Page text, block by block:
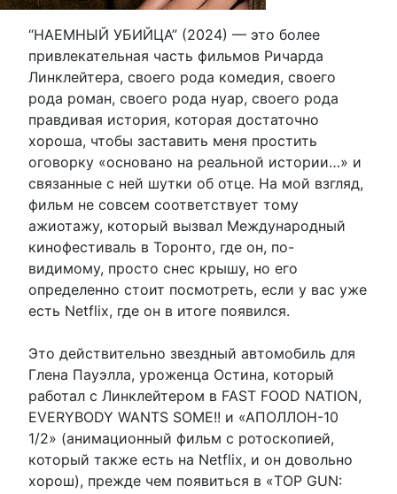
“НАЕМНЫЙ УБИЙЦА” (2024) — это более
привлекательная часть фильмов Ричарда
Линклейтера, своего рода комедия, своего
рода роман, своего рода нуар, своего рода
правдивая история, которая достаточно
хороша, чтобы заставить меня простить
оговорку «основано на реальной истории…» и
связанные с ней шутки об отце. На мой взгляд,
фильм не совсем соответствует тому
ажиотажу, который вызвал Международный
кинофестиваль в Торонто, где он, по-
видимому, просто снес крышу, но его
определенно стоит посмотреть, если у вас уже
есть Netflix, где он в итоге появился.
Это действительно звездный автомобиль для
Глена Пауэлла, уроженца Остина, который
работал с Линклейтером в FAST FOOD NATION,
EVERYBODY WANTS SOME!! и «АПОЛЛОН-10
1/2» (анимационный фильм с ротоскопией,
который также есть на Netflix, и он довольно
хорош), прежде чем появиться в «TOP GUN: